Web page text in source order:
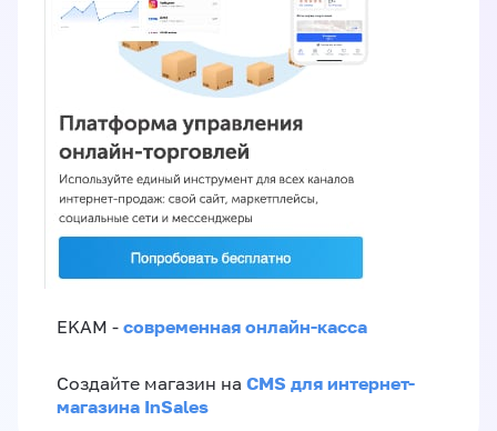
EKAM - современная онлайн-касса
Создайте магазин на CMS для интернет-
магазина InSales